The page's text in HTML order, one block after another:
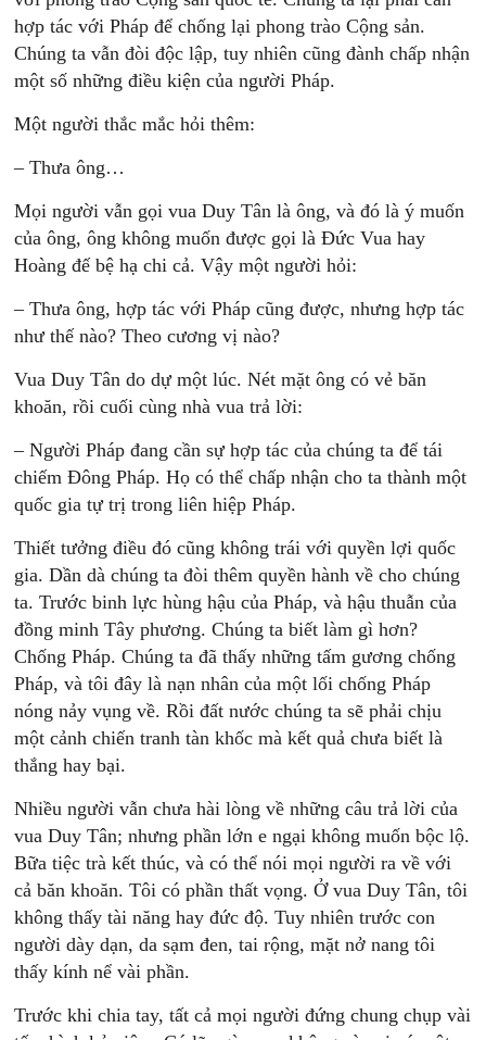
hợp tác với Pháp để chống lại phong trào Cộng sản.
Chúng ta vẫn đòi độc lập, tuy nhiên cũng đành chấp nhận
một số những điều kiện của người Pháp.
Một người thắc mắc hỏi thêm:
– Thưa ông…
Mọi người vẫn gọi vua Duy Tân là ông, và đó là ý muốn
của ông, ông không muốn được gọi là Đức Vua hay
Hoàng đế bệ hạ chi cả. Vậy một người hỏi:
– Thưa ông, hợp tác với Pháp cũng được, nhưng hợp tác
như thế nào? Theo cương vị nào?
Vua Duy Tân do dự một lúc. Nét mặt ông có vẻ băn
khoăn, rồi cuối cùng nhà vua trả lời:
– Người Pháp đang cần sự hợp tác của chúng ta để tái
chiếm Đông Pháp. Họ có thể chấp nhận cho ta thành một
quốc gia tự trị trong liên hiệp Pháp.
Thiết tưởng điều đó cũng không trái với quyền lợi quốc
gia. Dần dà chúng ta đòi thêm quyền hành về cho chúng
ta. Trước binh lực hùng hậu của Pháp, và hậu thuẫn của
đồng minh Tây phương. Chúng ta biết làm gì hơn?
Chống Pháp. Chúng ta đã thấy những tấm gương chống
Pháp, và tôi đây là nạn nhân của một lối chống Pháp
nóng nảy vụng về. Rồi đất nước chúng ta sẽ phải chịu
một cảnh chiến tranh tàn khốc mà kết quả chưa biết là
thắng hay bại.
Nhiều người vẫn chưa hài lòng về những câu trả lời của
vua Duy Tân; nhưng phần lớn e ngại không muốn bộc lộ.
Bữa tiệc trà kết thúc, và có thể nói mọi người ra về với
cả băn khoăn. Tôi có phần thất vọng. Ở vua Duy Tân, tôi
không thấy tài năng hay đức độ. Tuy nhiên trước con
người dày dạn, da sạm đen, tai rộng, mặt nở nang tôi
thấy kính nể vài phần.
Trước khi chia tay, tất cả mọi người đứng chung chụp vài